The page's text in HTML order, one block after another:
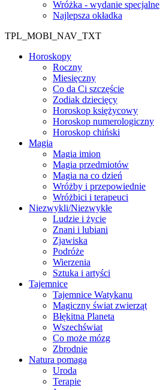
Wróżka - wydanie specjalne
Najlepsza okładka
TPL_MOBI_NAV_TXT
Horoskopy
Roczny
Miesięczny
Co da Ci szczęście
Zodiak dziecięcy
Horoskop księżycowy
Horoskop numerologiczny
Horoskop chiński
Magia
Magia imion
Magia przedmiotów
Magia na co dzień
Wróżby i przepowiednie
Wróżbici i terapeuci
Niezwykli/Niezwykłe
Ludzie i życie
Znani i lubiani
Zjawiska
Podróże
Wierzenia
Sztuka i artyści
Tajemnice
Tajemnice Watykanu
Magiczny świat zwierząt
Błękitna Planeta
Wszechświat
Co może mózg
Zbrodnie
Natura pomaga
Uroda
Terapie